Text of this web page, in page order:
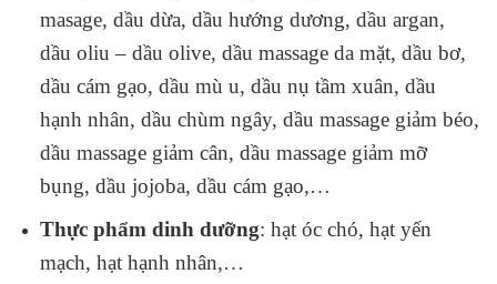
masage, dầu dừa, dầu hướng dương, dầu argan,
dầu oliu – dầu olive, dầu massage da mặt, dầu bơ,
dầu cám gạo, dầu mù u, dầu nụ tầm xuân, dầu
hạnh nhân, dầu chùm ngây, dầu massage giảm béo,
dầu massage giảm cân, dầu massage giảm mỡ
bụng, dầu jojoba, dầu cám gạo,…
Thực phẩm dinh dưỡng: hạt óc chó, hạt yến
mạch, hạt hạnh nhân,…